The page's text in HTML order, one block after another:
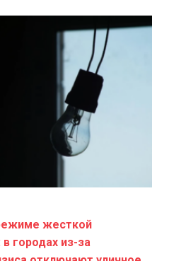
жесткой
городах из-за